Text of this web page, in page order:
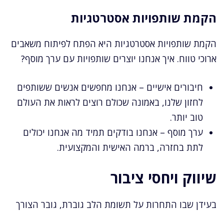
הקמת שותפויות אסטרטגיות
הקמת שותפויות אסטרטגיות היא הפתח לפיתוח משאבים
ארוכי טווח. איך אנחנו יוצרים שותפויות עם ערך מוסף?
חיבורים אישיים – אנחנו מחפשים אנשים ששותפים
לחזון שלנו, באמונה שכולם רוצים לראות את העולם
טוב יותר.
ערך מוסף – אנחנו בודקים תמיד מה אנחנו יכולים
לתת בחזרה, ברמה האישית והמקצועית.
שיווק ויחסי ציבור
בעידן שבו התחרות על תשומת הלב גוברת, גובר הצורך